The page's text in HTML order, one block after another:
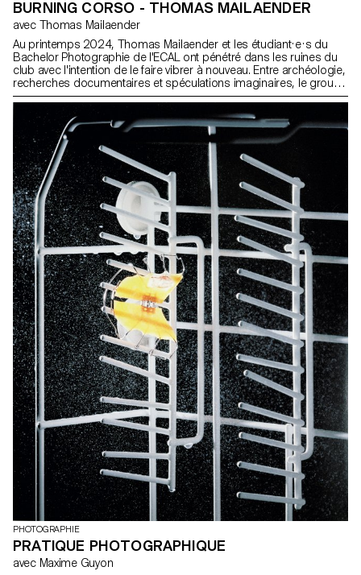
BURNING CORSO - THOMAS MAILAENDER
avec Thomas Mailaender
Au printemps 2024, Thomas Mailaender et les étudiant·e·s du
Bachelor Photographie de l'ECAL ont pénétré dans les ruines du
club avec l'intention de le faire vibrer à nouveau. Entre archéologie,
recherches documentaires et spéculations imaginaires, le groupe
d'aventuriers a articulé un parcours expositif surprenant mêlant
moisissures et paillettes, cendres et glamour. Le temps d'une
soirée, le Corso s'est rempli de sons et d'images explosives pour
un hommage enflammé aux nuits de Renens.
PHOTOGRAPHIE
PRATIQUE PHOTOGRAPHIQUE
avec Maxime Guyon